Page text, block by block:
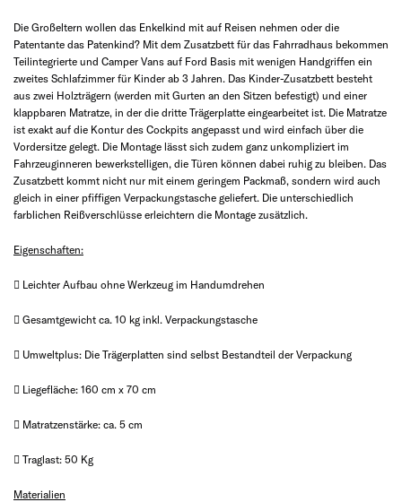
Die Großeltern wollen das Enkelkind mit auf Reisen nehmen oder die
Patentante das Patenkind? Mit dem Zusatzbett für das Fahrradhaus bekommen
Teilintegrierte und Camper Vans auf Ford Basis mit wenigen Handgriffen ein
zweites Schlafzimmer für Kinder ab 3 Jahren. Das Kinder-Zusatzbett besteht
aus zwei Holzträgern (werden mit Gurten an den Sitzen befestigt) und einer
klappbaren Matratze, in der die dritte Trägerplatte eingearbeitet ist. Die Matratze
ist exakt auf die Kontur des Cockpits angepasst und wird einfach über die
Vordersitze gelegt. Die Montage lässt sich zudem ganz unkompliziert im
Fahrzeuginneren bewerkstelligen, die Türen können dabei ruhig zu bleiben. Das
Zusatzbett kommt nicht nur mit einem geringem Packmaß, sondern wird auch
gleich in einer pfiffigen Verpackungstasche geliefert. Die unterschiedlich
farblichen Reißverschlüsse erleichtern die Montage zusätzlich.
Eigenschaften:
 Leichter Aufbau ohne Werkzeug im Handumdrehen
 Gesamtgewicht ca. 10 kg inkl. Verpackungstasche
 Umweltplus: Die Trägerplatten sind selbst Bestandteil der Verpackung
 Liegefläche: 160 cm x 70 cm
 Matratzenstärke: ca. 5 cm
 Traglast: 50 Kg
Materialien